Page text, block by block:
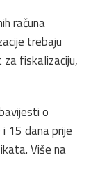
računa
trebaju
fiskalizaciju,
o
15 dana prije
Više na